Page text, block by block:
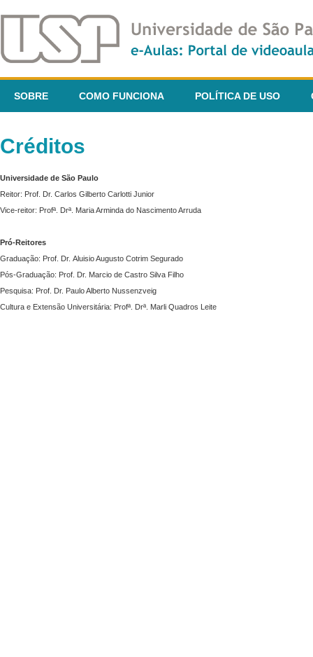
SOBRE COMO FUNCIONA POLÍTICA DE USO
Créditos
Universidade de São Paulo
Reitor: Prof. Dr. Carlos Gilberto Carlotti Junior
Vice-reitor: Profª. Drª. Maria Arminda do Nascimento Arruda
Pró-Reitores
Graduação: Prof. Dr. Aluisio Augusto Cotrim Segurado
Pós-Graduação: Prof. Dr. Marcio de Castro Silva Filho
Pesquisa: Prof. Dr. Paulo Alberto Nussenzveig
Cultura e Extensão Universitária: Profª. Drª. Marli Quadros Leite